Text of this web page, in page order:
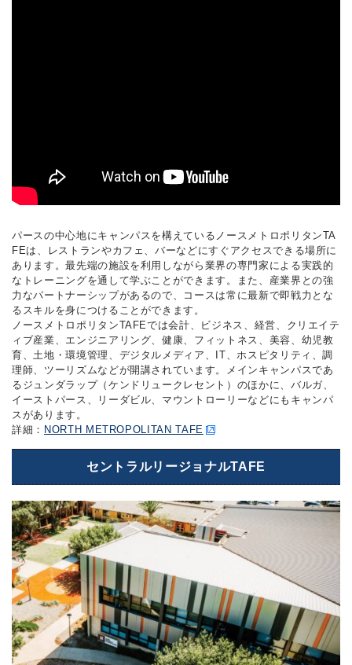
パースの中心地にキャンパスを構えているノースメトロポリタンTA
FEは、レストランやカフェ、バーなどにすぐアクセスできる場所に
あります。最先端の施設を利用しながら業界の専門家による実践的
なトレーニングを通して学ぶことができます。また、産業界との強
力なパートナーシップがあるので、コースは常に最新で即戦力とな
るスキルを身につけることができます。
ノースメトロポリタンTAFEでは会計、ビジネス、経営、クリエイテ
ィブ産業、エンジニアリング、健康、フィットネス、美容、幼児教
育、土地・環境管理、デジタルメディア、IT、ホスピタリティ、調
理師、ツーリズムなどが開講されています。メインキャンパスであ
るジュンダラップ（ケンドリュークレセント）のほかに、バルガ、
イーストパース、リーダビル、マウントローリーなどにもキャンパ
スがあります。
詳細： NORTH METROPOLITAN TAFE
セントラルリージョナルTAFE